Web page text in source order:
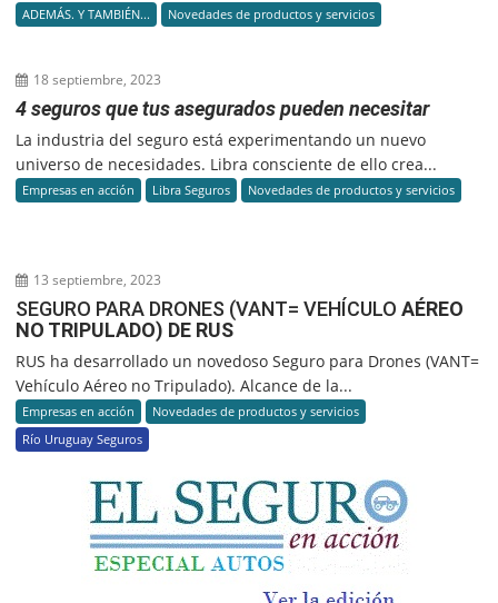
ADEMÁS. Y TAMBIÉN... Novedades de productos y servicios
18 septiembre, 2023
4 seguros que tus asegurados pueden necesitar
La industria del seguro está experimentando un nuevo
universo de necesidades. Libra consciente de ello crea...
Empresas en acción Libra Seguros Novedades de productos y servicios
13 septiembre, 2023
SEGURO PARA DRONES (VANT= VEHÍCULOAÉREO
NO TRIPULADO) DE RUS
RUS ha desarrollado un novedoso Seguro para Drones (VANT=
Vehículo Aéreo no Tripulado). Alcance de la...
Empresas en acción
Novedades de productos y servicios
Río Uruguay Seguros